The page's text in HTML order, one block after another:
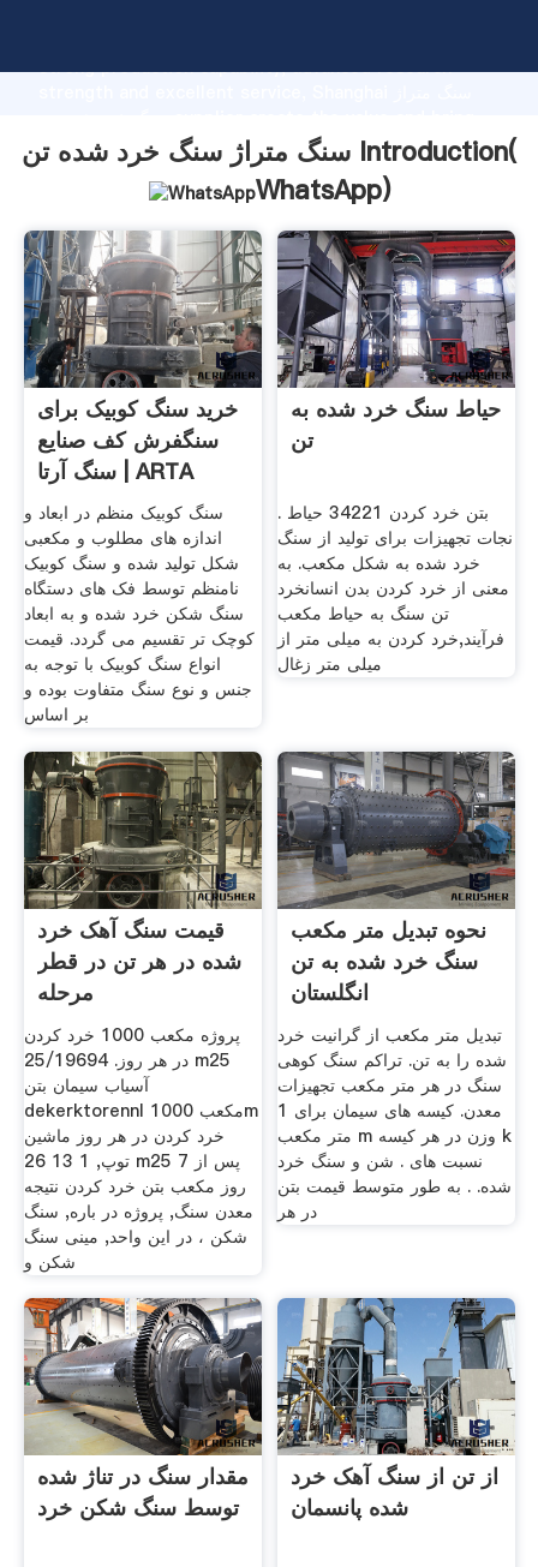
strong production capability, advanced research
values to all of customers.
سنگ متراژ سنگ خرد شده تن Introduction(
WhatsApp)
خرید سنگ کوبیک برای
سنگفرش کف صنایع
سنگ آرتا | ARTA
Stone Co
سنگ کوبیک منظم در ابعاد و
اندازه های مطلوب و مکعبی
شکل تولید شده و سنگ کوبیک
نامنظم توسط فک های دستگاه
سنگ شکن خرد شده و به ابعاد
کوچک تر تقسیم می گردد. قیمت
انواع سنگ کوبیک با توجه به
جنس و نوع سنگ متفاوت بوده و
بر اساس
حیاط سنگ خرد شده به
تن
بتن خرد کردن 34221 حیاط .
نجات تجهیزات برای تولید از سنگ
خرد شده به شکل مکعب. به
معنی از خرد کردن بدن انسانخرد
تن سنگ به حیاط مکعب
فرآیند,خرد کردن به میلی متر از
میلی متر زغال
قیمت سنگ آهک خرد
شده در هر تن در قطر
مرحله
پروژه مکعب 1000 خرد کردن
در هر روز. 25/19694 m25
آسیاب سیمان بتن
dekerktorennl مکعب 1000m
خرد کردن در هر روز ماشین
توپ, 1 13 26 m25 پس از 7
روز مکعب بتن خرد کردن نتیجه
معدن سنگ, پروژه در باره, سنگ
شکن ، در این واحد, مینی سنگ
شکن و
نحوه تبدیل متر مکعب
سنگ خرد شده به تن
انگلستان
تبدیل متر مکعب از گرانیت خرد
شده را به تن. تراکم سنگ کوهی
سنگ در هر متر مکعب تجهیزات
معدن. کیسه های سیمان برای 1
متر مکعب m وزن در هر کیسه k
نسبت های . شن و سنگ خرد
شده. . به طور متوسط قیمت بتن
در هر
مقدار سنگ در تناژ شده
توسط سنگ شکن خرد
از تن از سنگ آهک خرد
شده پانسمان